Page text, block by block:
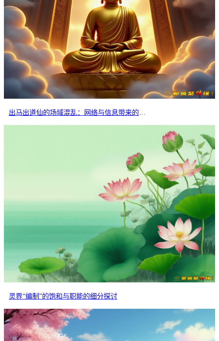
灵界“编制”的饱和与职能的细分探讨